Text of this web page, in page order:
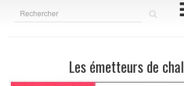
Les émetteurs de